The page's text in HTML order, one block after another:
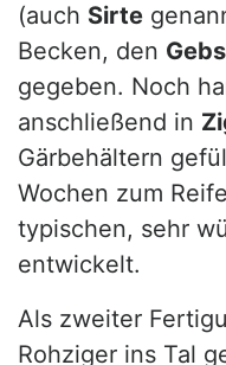
(auch Sirte
Becken, den
gegeben. Noch
anschließend in
Gärbehältern
Wochen zum
typischen, sehr
entwickelt.
Als zweiter
Rohziger ins Tal